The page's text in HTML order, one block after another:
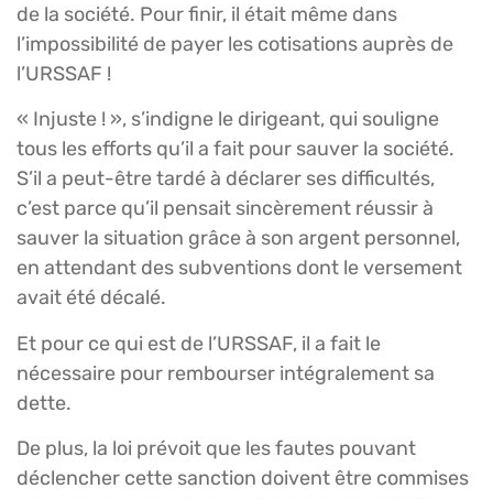
de la société. Pour finir, il était même dans
l’impossibilité de payer les cotisations auprès de
l’URSSAF !
« Injuste ! », s’indigne le dirigeant, qui souligne
tous les efforts qu’il a fait pour sauver la société.
S’il a peut-être tardé à déclarer ses difficultés,
c’est parce qu’il pensait sincèrement réussir à
sauver la situation grâce à son argent personnel,
en attendant des subventions dont le versement
avait été décalé.
Et pour ce qui est de l’URSSAF, il a fait le
nécessaire pour rembourser intégralement sa
dette.
De plus, la loi prévoit que les fautes pouvant
déclencher cette sanction doivent être commises